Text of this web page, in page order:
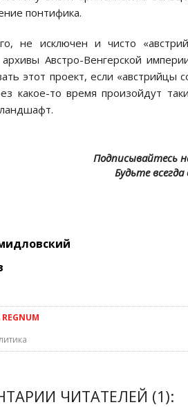
понтифика.
не исключен и чисто
Австро-Венгерской
этот проект, если «австрийцы
какое-то время произойдут
Подписывайтесь
Будьте
ЧИТАТЕЛЕЙ (1):